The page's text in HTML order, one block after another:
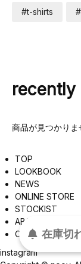
#t-shirts
recently
商品が見つかりま
TOP
LOOKBOOK
NEWS
ONLINE STORE
STOCKIST
ABOUT
CONTACT
instagram
在庫切